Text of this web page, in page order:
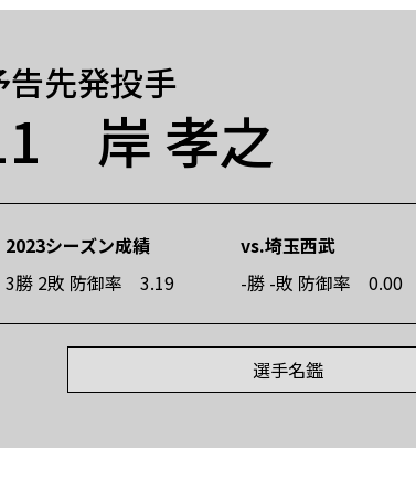
告先発投手
岸 孝之
2023シーズン成績
3勝 2敗 防御率 3.19
vs.埼玉西武
-勝 -敗 防御率 0.00
選手名鑑